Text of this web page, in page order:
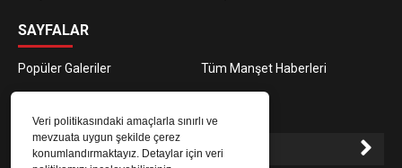
Veri politikasındaki amaçlarla sınırlı ve
mevzuata uygun şekilde çerez
konumlandırmaktayız. Detaylar için veri
SAYFALAR
Popüler Galeriler Tüm Manşet Haberleri